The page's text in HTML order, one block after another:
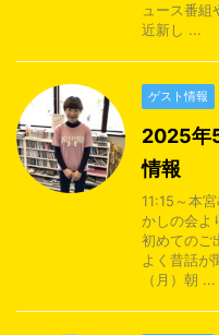
ュース番
近新し ...
ゲスト情報
2025
情報
11:15～本
かしの会よ
初めてのご
よく昔話が
（月）朝 ...